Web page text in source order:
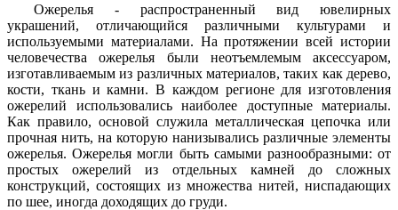
Ожерелья - распространенный вид ювелирных
украшений, отличающийся различными культурами и
используемыми материалами. На протяжении всей истории
человечества ожерелья были неотъемлемым аксессуаром,
изготавливаемым из различных материалов, таких как дерево,
кости, ткань и камни. В каждом регионе для изготовления
ожерелий использовались наиболее доступные материалы.
Как правило, основой служила металлическая цепочка или
прочная нить, на которую нанизывались различные элементы
ожерелья. Ожерелья могли быть самыми разнообразными: от
простых ожерелий из отдельных камней до сложных
конструкций, состоящих из множества нитей, ниспадающих
по шее, иногда доходящих до груди.